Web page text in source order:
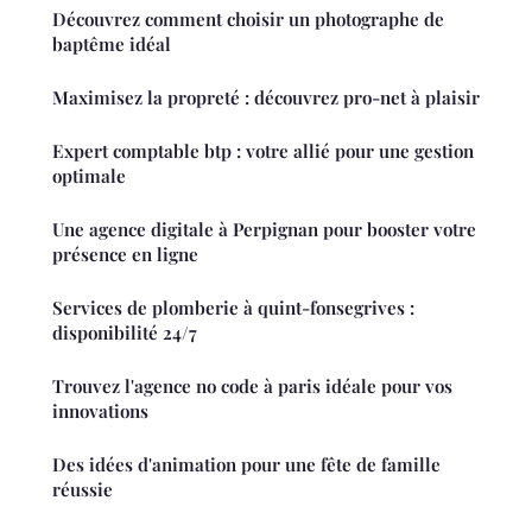
Découvrez comment choisir un photographe de
baptême idéal
Maximisez la propreté : découvrez pro-net à plaisir
Expert comptable btp : votre allié pour une gestion
optimale
Une agence digitale à Perpignan pour booster votre
présence en ligne
Services de plomberie à quint-fonsegrives :
disponibilité 24/7
Trouvez l'agence no code à paris idéale pour vos
innovations
Des idées d'animation pour une fête de famille
réussie